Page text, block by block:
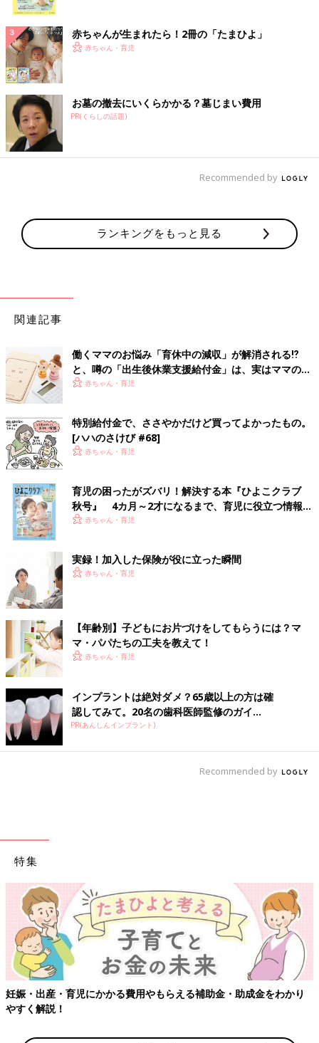
赤ちゃんが生まれたら！2冊の「たまひよ」
赤ちゃん・育児
お墓の撤去にいくらかかる？墓じまい費用
PR(くらしの話題)
Recommended by
ランキングをもっと見る
関連記事
働くママのお悩み「育休中の減収」が解消される⁉
と、噂の「出生後休業支援給付金」は、実はママのみ
では給付されない…専門家に聞く
赤ちゃん・育児
特別給付金で、ささやかだけど買ってよかったもの。
[ハハのさけび #68]
赤ちゃん・育児
育児の困ったがズバリ！解決する本『ひよこクラブ
秋号』 4カ月～2才になるまで、育児に役立つ情報が
いっぱい！
赤ちゃん・育児
実録！加入した保険が役に立った瞬間
赤ちゃん・育児
【年齢別】子どもにお片づけをしてもらうには？マ
マ・パパたちの工夫を教えて！
赤ちゃん・育児
インプラントは絶対ダメ？65歳以上の方は確
認してみて。20名の歯科医師監修のガイ...
PR(あんしんインプラント)
Recommended by
特集
妊娠・出産・育児にかかる費用やもらえる補助金・助成金をわかり
やすく解説！